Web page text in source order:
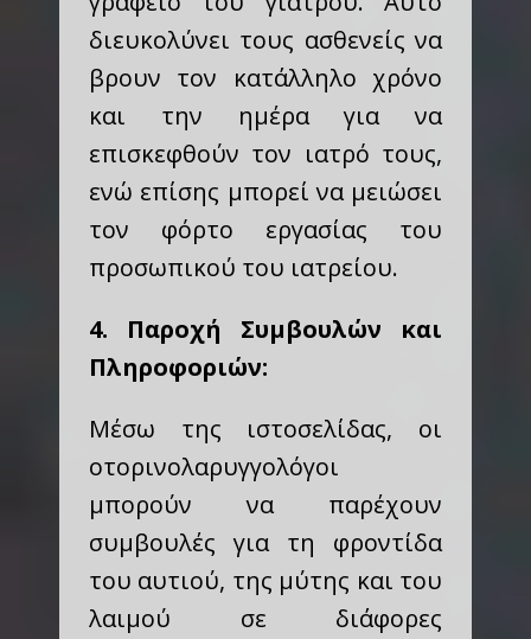
διευκολύνει τους ασθενείς να
βρουν τον κατάλληλο χρόνο
και την ημέρα για να
επισκεφθούν τον ιατρό τους,
ενώ επίσης μπορεί να μειώσει
τον φόρτο εργασίας του
προσωπικού του ιατρείου.
4. Παροχή Συμβουλών και
Πληροφοριών:
Μέσω της ιστοσελίδας, οι
οτορινολαρυγγολόγοι
μπορούν να παρέχουν
συμβουλές για τη φροντίδα
του αυτιού, της μύτης και του
λαιμού σε διάφορες